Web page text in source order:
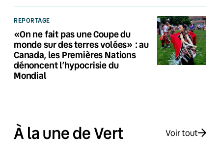
REPORTAGE
«On ne fait pas une Coupe du
monde sur des terres volées» : au
Canada, les Premières Nations
dénoncent l’hypocrisie du
Mondial
À la une de Vert Voir tout